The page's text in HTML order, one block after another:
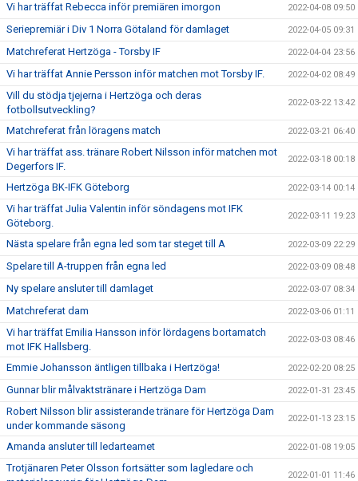
Vi har träffat Rebecca inför premiären imorgon 2022-04-08 09:50
Seriepremiär i Div 1 Norra Götaland för damlaget 2022-04-05 09:31
Matchreferat Hertzöga - Torsby IF 2022-04-04 23:56
Vi har träffat Annie Persson inför matchen mot Torsby IF. 2022-04-02 08:49
Vill du stödja tjejerna i Hertzöga och deras
fotbollsutveckling?
2022-03-22 13:42
Matchreferat från löragens match 2022-03-21 06:40
Vi har träffat ass. tränare Robert Nilsson inför matchen mot
Degerfors IF.
2022-03-18 00:18
Hertzöga BK-IFK Göteborg 2022-03-14 00:14
Vi har träffat Julia Valentin inför söndagens mot IFK
Göteborg.
2022-03-11 19:23
Nästa spelare från egna led som tar steget till A 2022-03-09 22:29
Spelare till A-truppen från egna led 2022-03-09 08:48
Ny spelare ansluter till damlaget 2022-03-07 08:34
Matchreferat dam 2022-03-06 01:11
Vi har träffat Emilia Hansson inför lördagens bortamatch
mot IFK Hallsberg.
2022-03-03 08:46
Emmie Johansson äntligen tillbaka i Hertzöga! 2022-02-20 08:25
Gunnar blir målvaktstränare i Hertzöga Dam 2022-01-31 23:45
Robert Nilsson blir assisterande tränare för Hertzöga Dam
under kommande säsong
2022-01-13 23:15
Amanda ansluter till ledarteamet 2022-01-08 19:05
Trotjänaren Peter Olsson fortsätter som lagledare och
2022-01-01 11:46